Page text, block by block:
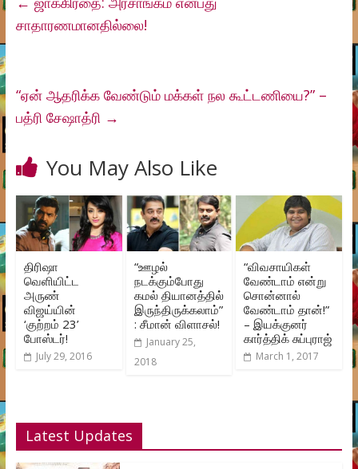
சாதாரணமானதில்லை!
“ஏன் ஆதரிக்க வேண்டும் மக்கள் நல கூட்டணியை?” –
பத்ரி சேஷாத்ரி →
You May Also Like
திரிஷா
வெளியிட்ட
அருண்
விஜய்யின்
‘குற்றம் 23’
போஸ்டர்!
July 29, 2016
“ஊழல்
நடக்கும்போது
கமல் தியானத்தில்
இருந்திருக்கலாம்”
: சீமான் விளாசல்!
January 25,
2018
“விவசாயிகள்
வேண்டாம் என்று
சொன்னால்
வேண்டாம் தான்!”
– இயக்குனர்
கார்த்திக் சுப்புராஜ்
March 1, 2017
Latest Updates